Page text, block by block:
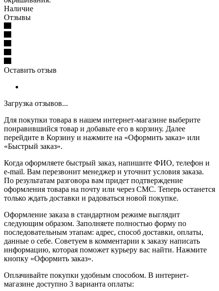
Наличие
Отзывы
Оставить отзыв
Загрузка отзывов...
Для покупки товара в нашем интернет-магазине выберите
понравившийся товар и добавьте его в корзину. Далее
перейдите в Корзину и нажмите на «Оформить заказ» или
«Быстрый заказ».
Когда оформляете быстрый заказ, напишите ФИО, телефон и
e-mail. Вам перезвонит менеджер и уточнит условия заказа.
По результатам разговора вам придет подтверждение
оформления товара на почту или через СМС. Теперь останется
только ждать доставки и радоваться новой покупке.
Оформление заказа в стандартном режиме выглядит
следующим образом. Заполняете полностью форму по
последовательным этапам: адрес, способ доставки, оплаты,
данные о себе. Советуем в комментарии к заказу написать
информацию, которая поможет курьеру вас найти. Нажмите
кнопку «Оформить заказ».
Оплачивайте покупки удобным способом. В интернет-
магазине доступно 3 варианта оплаты: